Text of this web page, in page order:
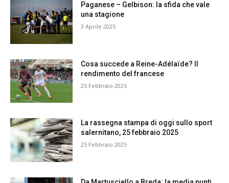
Paganese – Gelbison: la sfida che vale
una stagione
3 Aprile 2025
Cosa succede a Reine-Adélaïde? Il
rendimento del francese
25 Febbraio 2025
La rassegna stampa di oggi sullo sport
salernitano, 25 febbraio 2025
25 Febbraio 2025